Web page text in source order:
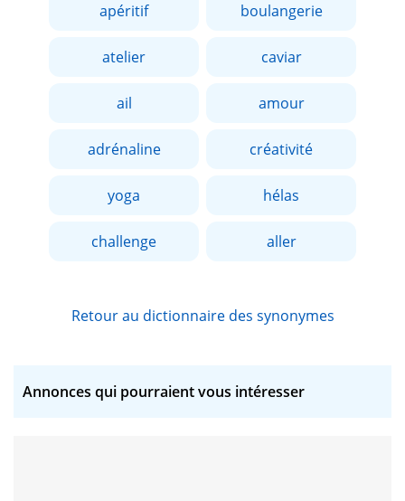
apéritif boulangerie
atelier caviar
ail amour
adrénaline créativité
yoga hélas
challenge aller
Retour au dictionnaire des synonymes
Annonces qui pourraient vous intéresser